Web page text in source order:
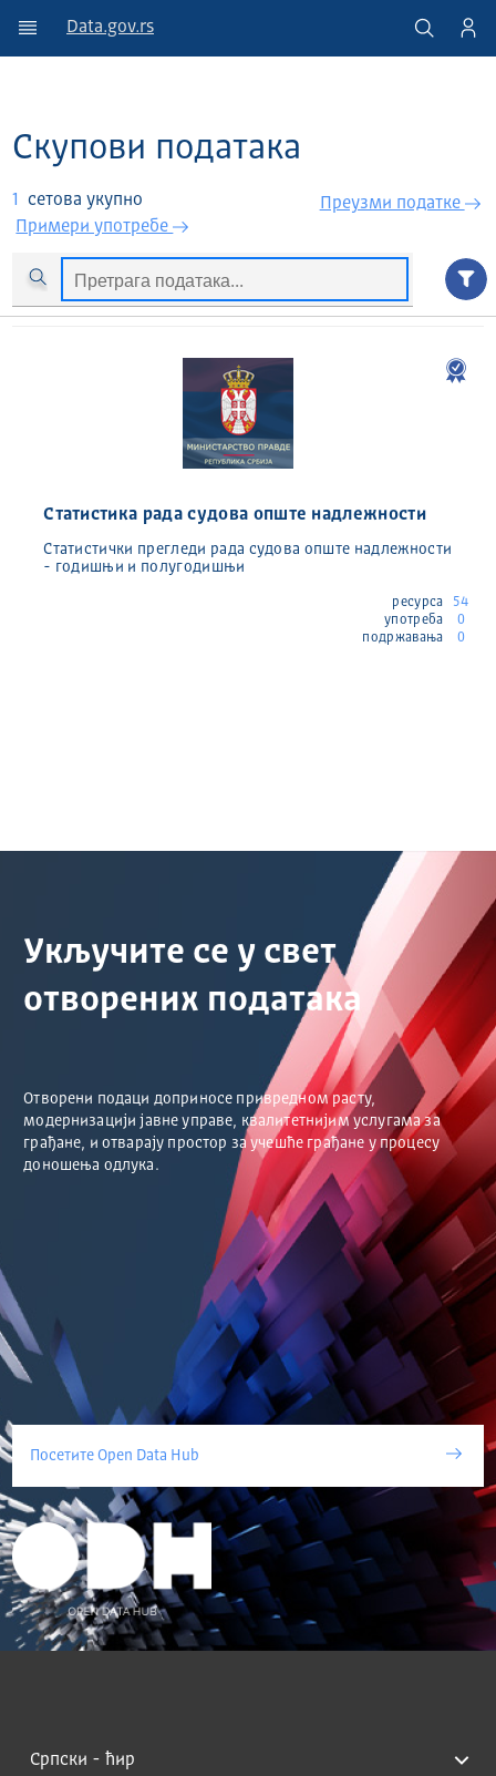
Data.gov.rs
Скупови података
1
сетова укупно
Примери употребе
Преузми податкe
Статистика рада судова опште надлежности
Статистички прегледи рада судова опште надлежности
- годишњи и полугодишњи
ресурса
54
употреба
0
подржавања
0
Укључите се у свет
отворених података
Отворени подаци доприносе привредном расту,
модернизацији јавне управе, квалитетнијим услугама за
грађане, и отварају простор за учешће грађане у процесу
доношења одлука.
Посетите Open Data Hub